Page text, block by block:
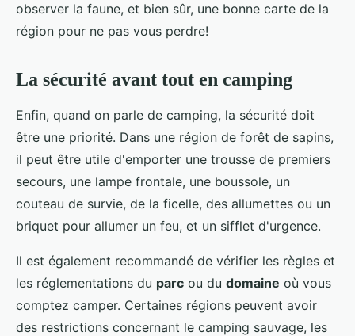
observer la faune, et bien sûr, une bonne carte de la
région pour ne pas vous perdre!
La sécurité avant tout en camping
Enfin, quand on parle de camping, la sécurité doit
être une priorité. Dans une région de forêt de sapins,
il peut être utile d'emporter une trousse de premiers
secours, une lampe frontale, une boussole, un
couteau de survie, de la ficelle, des allumettes ou un
briquet pour allumer un feu, et un sifflet d'urgence.
Il est également recommandé de vérifier les règles et
les réglementations du parc ou du domaine où vous
comptez camper. Certaines régions peuvent avoir
des restrictions concernant le camping sauvage, les